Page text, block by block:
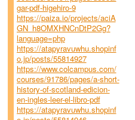
gar-pdf-higehiro-9
https://paiza.io/projects/aciA
GN_h8OMXHNCnDtP2Gg?
language=php
https://atapyravuwhu.shopinf
o.jp/posts/55814927
https://www.colcampus.com/
courses/91786/pages/a-short-
history-of-scotland-edicion-
en-ingles-leer-el-libro-pdf
https://atapyravuwhu.shopinf